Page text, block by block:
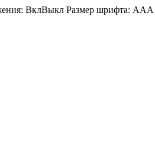
ВклВыкл Размер шрифта: AAA